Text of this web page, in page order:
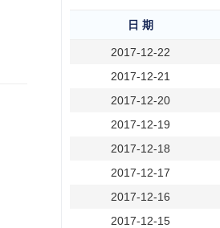
日 期
2017-12-22
2017-12-21
2017-12-20
2017-12-19
2017-12-18
2017-12-17
2017-12-16
2017-12-15